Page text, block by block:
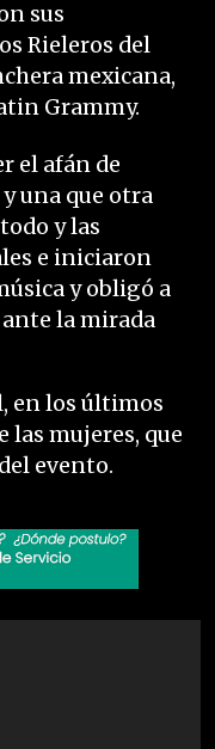
sus
Rieleros del
mexicana,
Grammy.
el afán de
una que otra
y las
e iniciaron
y obligó a
la mirada
en los últimos
las mujeres, que
evento.